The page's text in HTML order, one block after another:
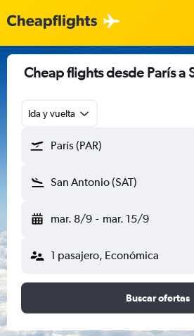
Cheap flights desde París a
Ida y vuelta
París (PAR)
San Antonio (SAT)
mar. 8/9 - mar. 15/9
1 pasajero, Económica
Buscar ofertas